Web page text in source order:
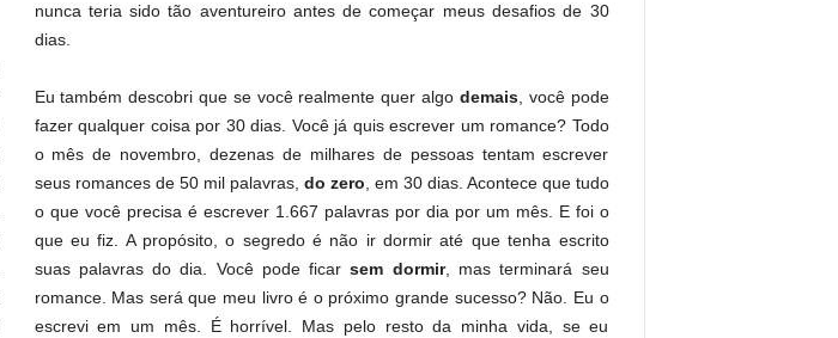
nunca teria sido tão aventureiro antes de começar meus desafios de 30
dias.
Eu também descobri que se você realmente quer algo demais, você pode
fazer qualquer coisa por 30 dias. Você já quis escrever um romance? Todo
o mês de novembro, dezenas de milhares de pessoas tentam escrever
seus romances de 50 mil palavras, do zero, em 30 dias. Acontece que tudo
o que você precisa é escrever 1.667 palavras por dia por um mês. E foi o
que eu fiz. A propósito, o segredo é não ir dormir até que tenha escrito
suas palavras do dia. Você pode ficar sem dormir, mas terminará seu
romance. Mas será que meu livro é o próximo grande sucesso? Não. Eu o
escrevi em um mês. É horrível. Mas pelo resto da minha vida, se eu